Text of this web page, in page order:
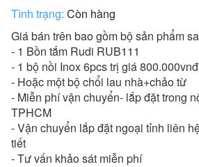
Tình trạng: Còn hàng
Giá bán trên bao gồm bộ sản phẩm
- 1 Bồn tắm Rudi RUB111
- 1 bộ nồi Inox 6pcs trị giá 800.000vnđ
- Hoặc một bộ chổi lau nhà+chảo từ
- Miễn phí vận chuyển- lắp đặt trong
TPHCM
- Vận chuyển lắp đặt ngoại tỉnh liên
tiết
- Tư vấn khảo sát miễn phí